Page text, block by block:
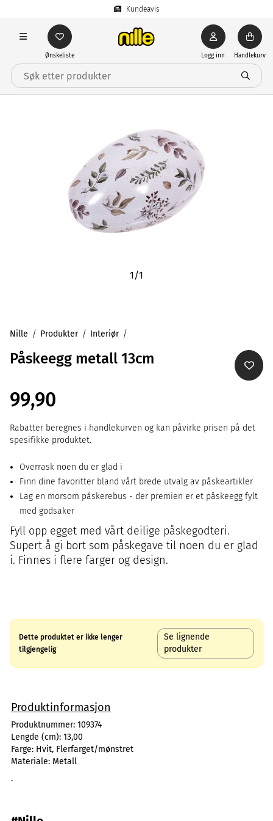
Kundeavis
Ønskeliste Logg inn Handlekurv
1/1
Nille Produkter Interiør
Påskeegg metall 13cm
99,90
Rabatter beregnes i handlekurven og kan påvirke prisen på det
spesifikke produktet.
Overrask noen du er glad i
Finn dine favoritter bland vårt brede utvalg av påskeartikler
Lag en morsom påskerebus - der premien er et påskeegg fylt
med godsaker
Fyll opp egget med vårt deilige påskegodteri.
Supert å gi bort som påskegave til noen du er glad
i. Finnes i flere farger og design.
Dette produktet er ikke lenger
tilgjengelig
Se lignende
produkter
Produktinformasjon
Produktnummer: 109374
Lengde (cm): 13,00
Farge: Hvit, Flerfarget/mønstret
Materiale: Metall
.